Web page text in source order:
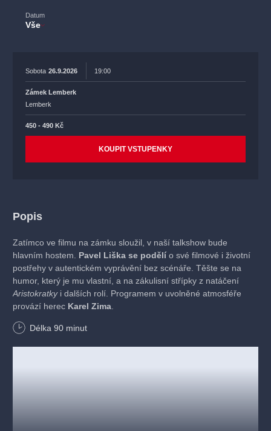
Datum
Vše
Sobota 26.9.2026 19:00
Zámek Lemberk
Lemberk
450 - 490 Kč
KOUPIT VSTUPENKY
Popis
Zatímco ve filmu na zámku sloužil, v naší talkshow bude
hlavním hostem. Pavel Liška se podělí o své filmové i životní
postřehy v autentickém vyprávění bez scénáře. Těšte se na
humor, který je mu vlastní, a na zákulisní střípky z natáčení
Aristokratkyi dalších rolí. Programem v uvolněné atmosféře
provází herec Karel Zima.
Délka 90 minut